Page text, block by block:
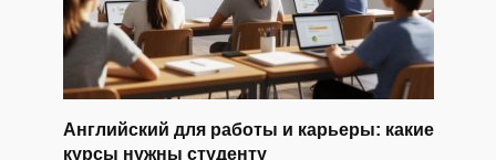
Английский для работы и карьеры: какие
курсы нужны студенту